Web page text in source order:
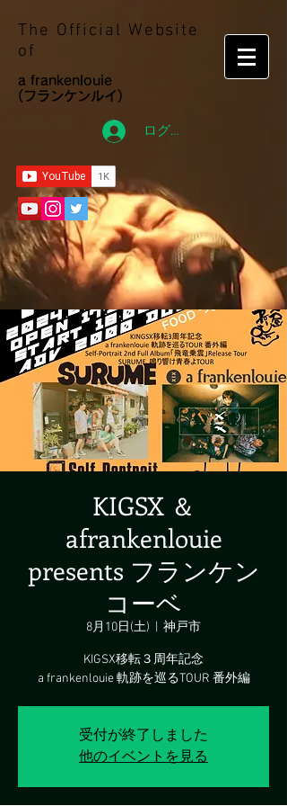
The Official Website
of
a frankenlouie
(フランケンルイ)
ログイン
KIGSX ＆
afrankenlouie
presents フランケン
コーベ
8月10日(土) 神戸市
KIGSX移転３周年記念
a frankenlouie 軌跡を巡るTOUR 番外編
受付が終了しました
他のイベントを見る